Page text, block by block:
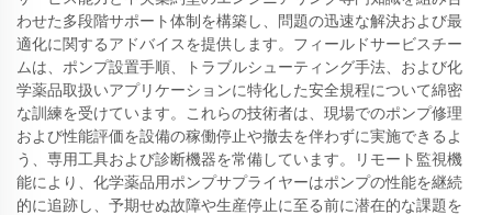
わせた多段階サポート体制を構築し、問題の迅速な解決および最
適化に関するアドバイスを提供します。フィールドサービスチー
ムは、ポンプ設置手順、トラブルシューティング手法、および化
学薬品取扱いアプリケーションに特化した安全規程について綿密
な訓練を受けています。これらの技術者は、現場でのポンプ修理
および性能評価を設備の稼働停止や撤去を伴わずに実施できるよ
う、専用工具および診断機器を常備しています。リモート監視機
能により、化学薬品用ポンプサプライヤーはポンプの性能を継続
的に追跡し、予期せぬ故障や生産停止に至る前に潜在的な課題を